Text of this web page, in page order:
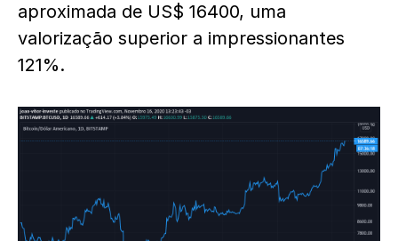
aproximada de US$ 16400, uma
valorização superior a impressionantes
121%.